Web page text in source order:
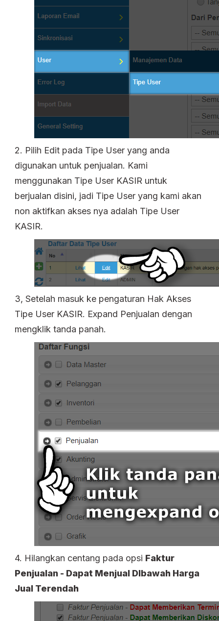
2. Pilih Edit pada Tipe User yang anda
digunakan untuk penjualan. Kami
menggunakan Tipe User KASIR untuk
berjualan disini, jadi Tipe User yang kami akan
non aktifkan akses nya adalah Tipe User
KASIR.
3, Setelah masuk ke pengaturan Hak Akses
Tipe User KASIR. Expand Penjualan dengan
mengklik tanda panah.
4. Hilangkan centang pada opsi Faktur
Penjualan - Dapat Menjual DIbawah Harga
Jual Terendah